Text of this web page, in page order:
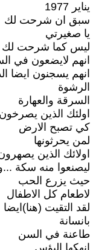
يناير 1977
سبق ان شرحت لك
يا صغيرتي
ليس كما شرحت لك
انهم لايضعون في
انهم يسجنون ايضا
الرشوة
السرقة والعهارة
اولئك الذين يصرخون
كي تصبح الارض
لمن يحرثونها
اولائك الذين
ليصنعوا منه سكة
حيث يزرع الحب
لاطعام كل الاطفال
لقد التقيت (هنا)ايضا
بانسانة
طاعنة في السن